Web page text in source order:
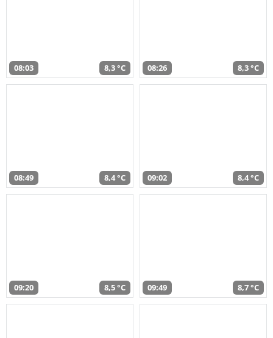
08:03 8,3 °C 08:26 8,3 °C
08:49 8,4 °C 09:02 8,4 °C
09:20 8,5 °C 09:49 8,7 °C